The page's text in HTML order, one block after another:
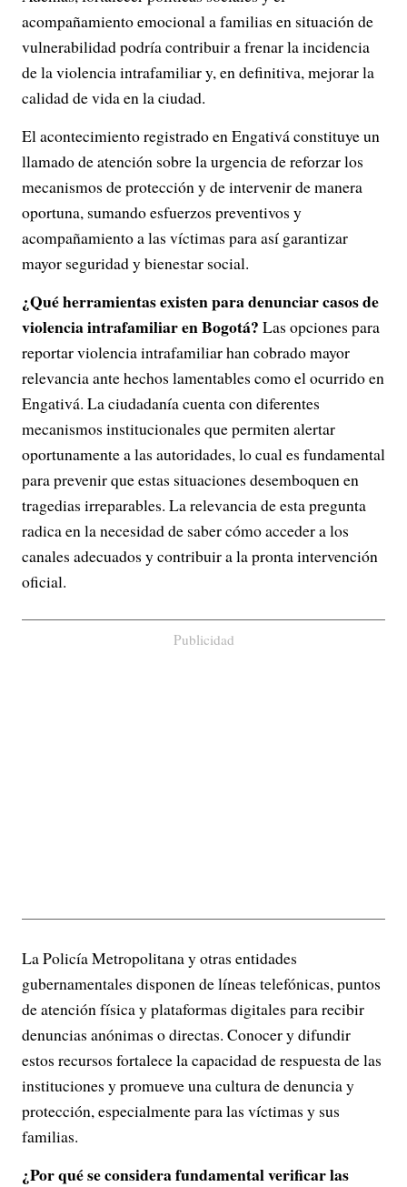
acompañamiento emocional a familias en situación de
vulnerabilidad podría contribuir a frenar la incidencia
de la violencia intrafamiliar y, en definitiva, mejorar la
calidad de vida en la ciudad.
El acontecimiento registrado en Engativá constituye un
llamado de atención sobre la urgencia de reforzar los
mecanismos de protección y de intervenir de manera
oportuna, sumando esfuerzos preventivos y
acompañamiento a las víctimas para así garantizar
mayor seguridad y bienestar social.
¿Qué herramientas existen para denunciar casos de
violencia intrafamiliar en Bogotá? Las opciones para
reportar violencia intrafamiliar han cobrado mayor
relevancia ante hechos lamentables como el ocurrido en
Engativá. La ciudadanía cuenta con diferentes
mecanismos institucionales que permiten alertar
oportunamente a las autoridades, lo cual es fundamental
para prevenir que estas situaciones desemboquen en
tragedias irreparables. La relevancia de esta pregunta
radica en la necesidad de saber cómo acceder a los
canales adecuados y contribuir a la pronta intervención
oficial.
Publicidad
La Policía Metropolitana y otras entidades
gubernamentales disponen de líneas telefónicas, puntos
de atención física y plataformas digitales para recibir
denuncias anónimas o directas. Conocer y difundir
estos recursos fortalece la capacidad de respuesta de las
instituciones y promueve una cultura de denuncia y
protección, especialmente para las víctimas y sus
familias.
¿Por qué se considera fundamental verificar las